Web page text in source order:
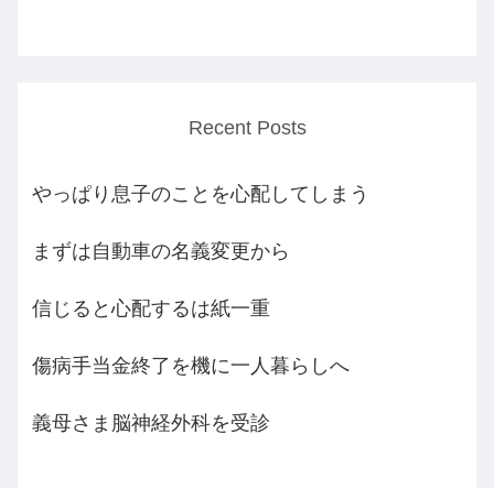
Recent Posts
やっぱり息子のことを心配してしまう
まずは自動車の名義変更から
信じると心配するは紙一重
傷病手当金終了を機に一人暮らしへ
義母さま脳神経外科を受診